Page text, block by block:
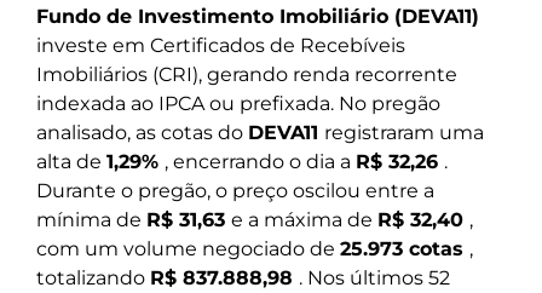
Fundo de Investimento Imobiliário (DEVA11)
investe em Certificados de Recebíveis
Imobiliários (CRI), gerando renda recorrente
indexada ao IPCA ou prefixada. No pregão
analisado, as cotas do DEVA11 registraram uma
alta de 1,29% , encerrando o dia a R$ 32,26 .
Durante o pregão, o preço oscilou entre a
mínima de R$ 31,63 e a máxima de R$ 32,40 ,
com um volume negociado de 25.973 cotas ,
totalizando R$ 837.888,98 . Nos últimos 52